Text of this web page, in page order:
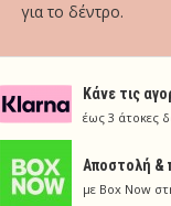
Κάνε τις
έως 3 άτοκες
Aποστολή &
με Box Now
για το δέντρο.